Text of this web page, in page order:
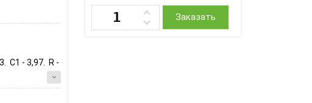
C1 - 3,97. R -
Заказать